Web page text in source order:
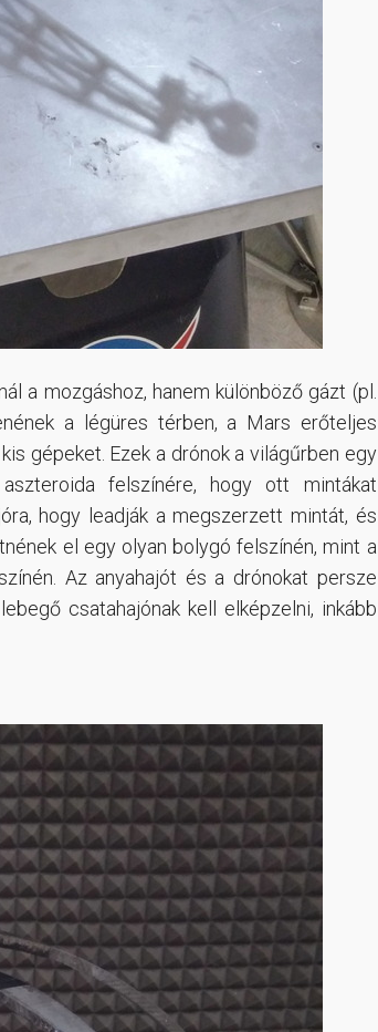
a mozgáshoz, hanem különböző gázt (pl.
a légüres térben, a Mars erőteljes
gépeket. Ezek a drónok a világűrben egy
felszínére, hogy ott mintákat
hogy leadják a megszerzett mintát, és
el egy olyan bolygó felszínén, mint a
Az anyahajót és a drónokat persze
csatahajónak kell elképzelni, inkább